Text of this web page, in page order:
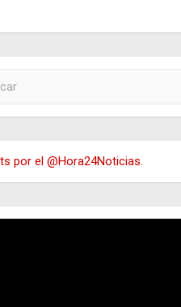
por el @Hora24Noticias.